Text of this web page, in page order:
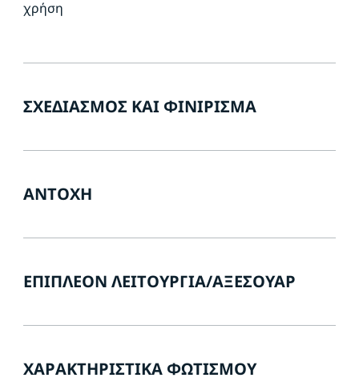
χρήση
ΣΧΕΔΙΑΣΜΌΣ ΚΑΙ ΦΙΝΊΡΙΣΜΑ
ΑΝΤΟΧΉ
ΕΠΙΠΛΈΟΝ ΛΕΙΤΟΥΡΓΊΑ/ΑΞΕΣΟΥΆΡ
ΧΑΡΑΚΤΗΡΙΣΤΙΚΆ ΦΩΤΙΣΜΟΎ